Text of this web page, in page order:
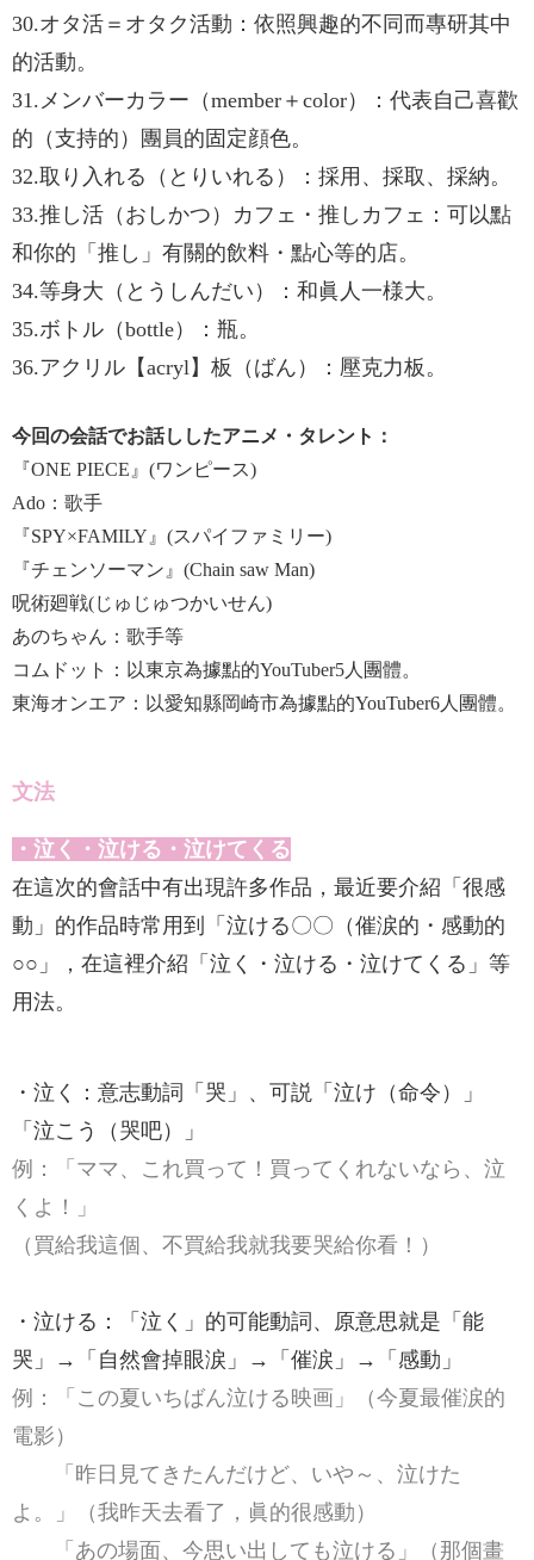
30.オタ活＝オタク活動：依照興趣的不同而專研其中
的活動。
31.メンバーカラー（member＋color）：代表自己喜歡
的（支持的）團員的固定顔色。
32.取り入れる（とりいれる）：採用、採取、採納。
33.推し活（おしかつ）カフェ・推しカフェ：可以點
和你的「推し」有關的飲料・點心等的店。
34.等身大（とうしんだい）：和眞人一様大。
35.ボトル（bottle）：瓶。
36.アクリル【acryl】板（ばん）：壓克力板。
今回の会話でお話ししたアニメ・タレント：
『ONE PIECE』(ワンピース)
Ado：歌手
『SPY×FAMILY』(スパイファミリー)
『チェンソーマン』(Chain saw Man)
呪術廻戦(じゅじゅつかいせん)
あのちゃん：歌手等
コムドット：以東京為據點的YouTuber5人團體。
東海オンエア：以愛知縣岡崎市為據點的YouTuber6人團體。
文法
・泣く・泣ける・泣けてくる
在這次的會話中有出現許多作品，最近要介紹「很感
動」的作品時常用到「泣ける〇〇（催涙的・感動的
○○」，在這裡介紹「泣く・泣ける・泣けてくる」等
用法。
・泣く：意志動詞「哭」、可説「泣け（命令）」
「泣こう（哭吧）」
例：「ママ、これ買って！買ってくれないなら、泣
くよ！」
（買給我這個、不買給我就我要哭給你看！）
・泣ける：「泣く」的可能動詞、原意思就是「能
哭」→「自然會掉眼涙」→「催涙」→「感動」
例：「この夏いちばん泣ける映画」（今夏最催涙的
電影）
「昨日見てきたんだけど、いや～、泣けた
よ。」（我昨天去看了，眞的很感動）
「あの場面、今思い出しても泣ける」（那個畫